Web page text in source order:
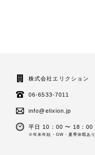
株式会社エリクション
06-6533-7011
info@elixion.jp
平日 10：00 〜 18：00
※年末年始・GW・夏季休暇あり